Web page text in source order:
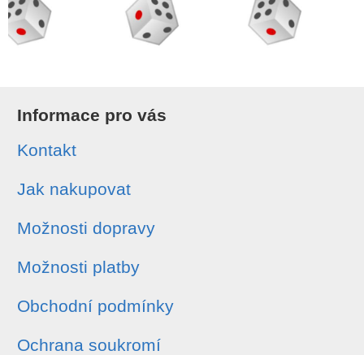
Informace pro vás
Kontakt
Jak nakupovat
Možnosti dopravy
Možnosti platby
Obchodní podmínky
Ochrana soukromí